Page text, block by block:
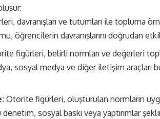
davranışları ve tutumları ile topluma
öğrencilerin davranışlarını doğrudan
figürleri, belirli normları ve değerleri
sosyal medya ve diğer iletişim araçları
Otorite figürleri, oluşturulan normların
sosyal baskı veya yaptırımlar